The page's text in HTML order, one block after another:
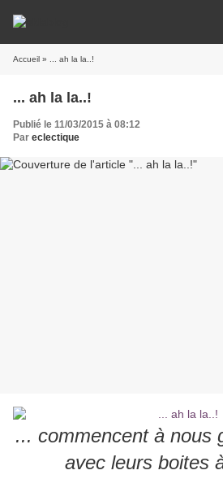
Accueil » ... ah la la..!
... ah la la..!
Publié le 11/03/2015 à 08:12
Par eclectique
... commencent à nous
avec leurs boites